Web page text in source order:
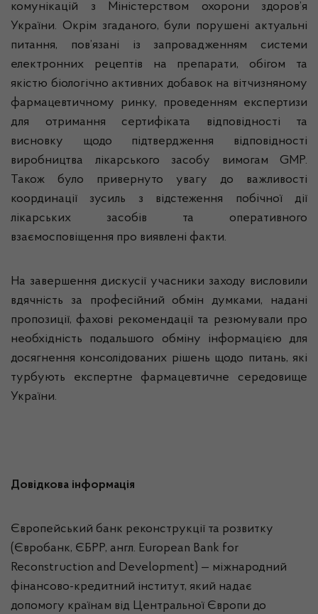
комунікацій з Міністерством охорони здоров’я
України. Окрім згаданого, були порушені актуальні
питання, пов’язані із запровадженням системи
електронних рецептів на препарати, обігом та
якістю біологічно активних добавок на вітчизняному
фармацевтичному ринку, проведенням експертизи
для отримання сертифіката відповідності та
висновку щодо підтвердження відповідності
виробництва лікарського засобу вимогам GMP.
Також було привернуто увагу до важливості
координації зусиль з відстеження побічної дії
лікарських засобів та оперативного
взаємосповіщення про виявлені факти.
На завершення дискусії учасники заходу висловили
вдячність за професійний обмін думками, надані
пропозиції, фахові рекомендації та резюмували про
необхідність подальшого обміну інформацією для
досягнення консолідованих рішень щодо питань, які
турбують експертне фармацевтичне середовище
України.
Довідкова інформація
Європейський банк реконструкції та розвитку
(Євробанк, ЄБРР, англ. European Bank for
Reconstruction and Development) — міжнародний
фінансово-кредитний інститут, який надає
допомогу країнам від Центральної Європи до